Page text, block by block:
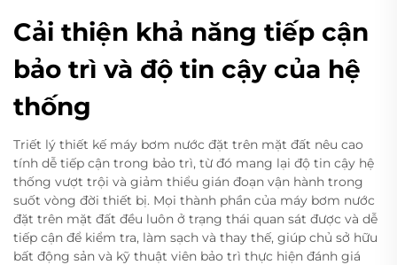
Cải thiện khả năng tiếp cận
bảo trì và độ tin cậy của hệ
thống
Triết lý thiết kế máy bơm nước đặt trên mặt đất nêu cao
tính dễ tiếp cận trong bảo trì, từ đó mang lại độ tin cậy hệ
thống vượt trội và giảm thiểu gián đoạn vận hành trong
suốt vòng đời thiết bị. Mọi thành phần của máy bơm nước
đặt trên mặt đất đều luôn ở trạng thái quan sát được và dễ
tiếp cận để kiểm tra, làm sạch và thay thế, giúp chủ sở hữu
bất động sản và kỹ thuật viên bảo trì thực hiện đánh giá